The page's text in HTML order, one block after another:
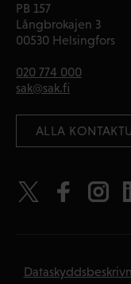
PB 157
Långbrokajen 3
00530 Helsingfors
020 774 000
sak@sak.fi
ALLA